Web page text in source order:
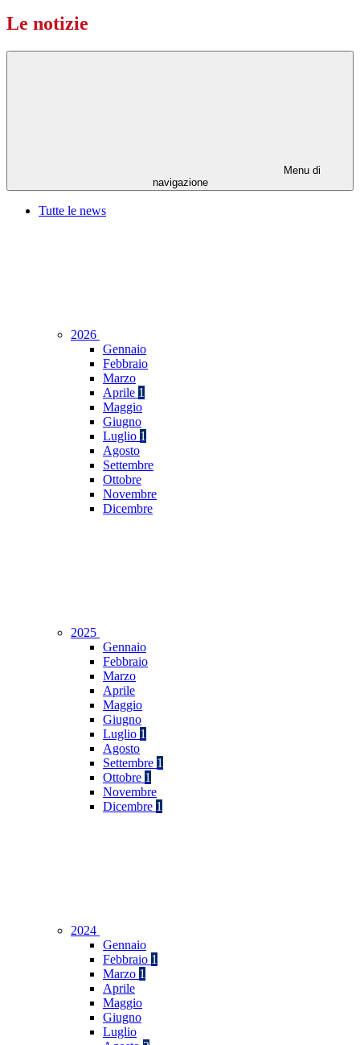
Le notizie
Menu di
navigazione
Tutte le news
2026
Gennaio
Febbraio
Marzo
Aprile 1
Maggio
Giugno
Luglio 1
Agosto
Settembre
Ottobre
Novembre
Dicembre
2025
Gennaio
Febbraio
Marzo
Aprile
Maggio
Giugno
Luglio 1
Agosto
Settembre 1
Ottobre 1
Novembre
Dicembre 1
2024
Gennaio
Febbraio 1
Marzo 1
Aprile
Maggio
Giugno
Luglio